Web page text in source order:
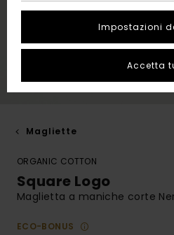
Magliette
ORGANIC COTTON
Square Logo
Maglietta a maniche corte
ECO-BONUS
Impostazioni
Accetta